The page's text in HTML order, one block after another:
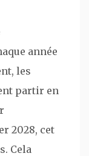
année
les
partir en
2028, cet
Cela